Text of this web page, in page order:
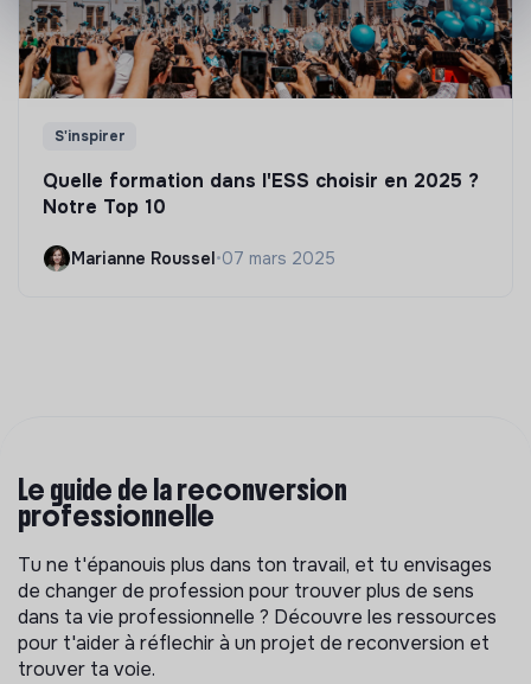
S'inspirer
Quelle formation dans l'ESS choisir en 2025 ?
Notre Top 10
Marianne Roussel•07 mars 2025
Le guide de la reconversion
professionnelle
Tu ne t'épanouis plus dans ton travail, et tu envisages
de changer de profession pour trouver plus de sens
dans ta vie professionnelle ? Découvre les ressources
pour t'aider à réflechir à un projet de reconversion et
trouver ta voie.